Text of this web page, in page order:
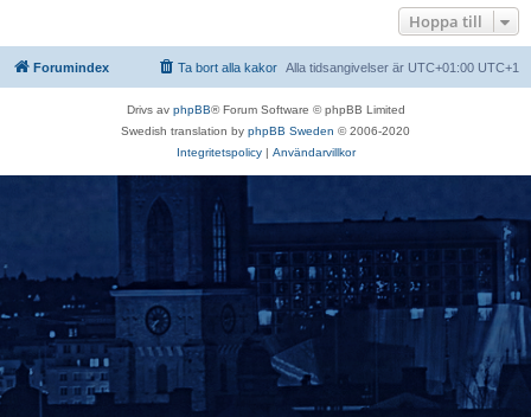
Hoppa till
Forumindex Alla tidsangivelser är UTC+01:00 UTC+1
Ta bort alla kakor
Drivs av phpBB® Forum Software © phpBB Limited
Swedish translation by phpBB Sweden © 2006-2020
Integritetspolicy| Användarvillkor